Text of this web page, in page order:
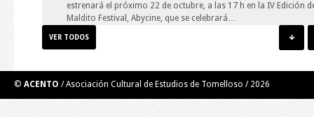
estrenará el próximo 22 de octubre, a las 17 h en la IV Edición
Maldito Festival, Abycine, que se celebrará…
VER TODOS
© ACENTO / Asociación Cultural de Estudios de Tomelloso / 2026